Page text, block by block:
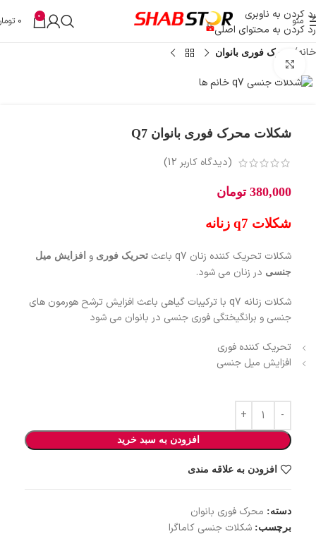
رد کردن به ناوبری
رد کردن به محتوای اصلی
منو 0
0
خانه محرک فوری بانوان
شکلات محرک فوری بانوان Q7
(دیدگاه کاربر 12
)
380,000 تومان
شکلات q7 زنانه
شکلات تحریک کننده زنان q7 باعث تحریک فوری و افزایش میل
جنسی در زنان می شود.
شکلات زنانه q7 با ترکیبات گیاهی باعث افزایش ترشح هورمون های
جنسی و برانگیختگی فوری جنسی در بانوان می شود
تحریک کننده فوری
افزایش میل جنسی
افزودن به سبد خرید
افزودن به علاقه مندی
دسته: محرک فوری بانوان
برچسب: شکلات جنسی کاماگرا